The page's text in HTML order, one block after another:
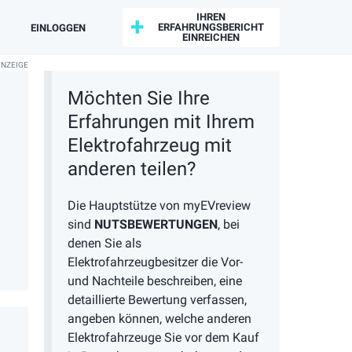
EINLOGGEN
IHREN
ERFAHRUNGSBERICHT
EINREICHEN
Möchten Sie Ihre
Erfahrungen mit Ihrem
Elektrofahrzeug mit
anderen teilen?
Die Hauptstütze von myEVreview
sind NUTSBEWERTUNGEN, bei
denen Sie als
Elektrofahrzeugbesitzer die Vor-
und Nachteile beschreiben, eine
detaillierte Bewertung verfassen,
angeben können, welche anderen
Elektrofahrzeuge Sie vor dem Kauf